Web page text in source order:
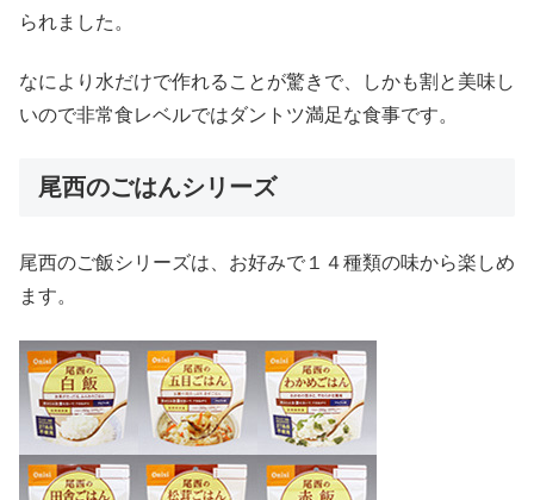
られました。
なにより水だけで作れることが驚きで、しかも割と美味し
いので非常食レベルではダントツ満足な食事です。
尾西のごはんシリーズ
尾西のご飯シリーズは、お好みで１４種類の味から楽しめ
ます。